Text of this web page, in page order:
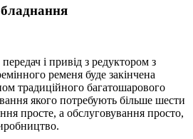
і привід з редуктором з
ременя буде закінчена
традиційного багатошарового
якого потребують більше шести
просте, а обслуговування просто,